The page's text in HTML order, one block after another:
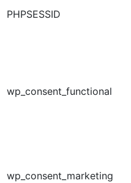
PHPSESSID
wp_consent_functional
wp_consent_marketing